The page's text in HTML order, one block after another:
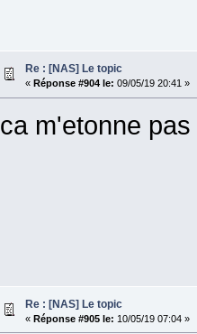
Re : [NAS] Le topic
« Réponse #904 le: 09/05/19 20:41 »
ca m'etonne
Re : [NAS] Le topic
« Réponse #905 le: 10/05/19 07:04 »